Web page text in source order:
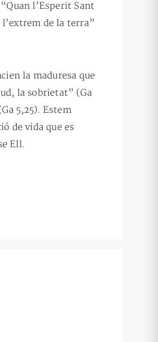
l’Esperit Sant
de la terra”
la maduresa que
la sobrietat” (Ga
5,25). Estem
de vida que es
Ell.